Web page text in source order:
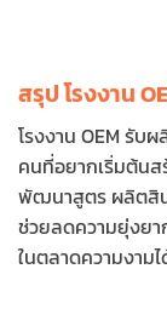
สรุป โรงงาน
โรงงาน OEM รับ
คนที่อยากเริ่มต้นส
พัฒนาสูตร ผลิตสิน
ช่วยลดความยุ่งยา
ในตลาดความงาม